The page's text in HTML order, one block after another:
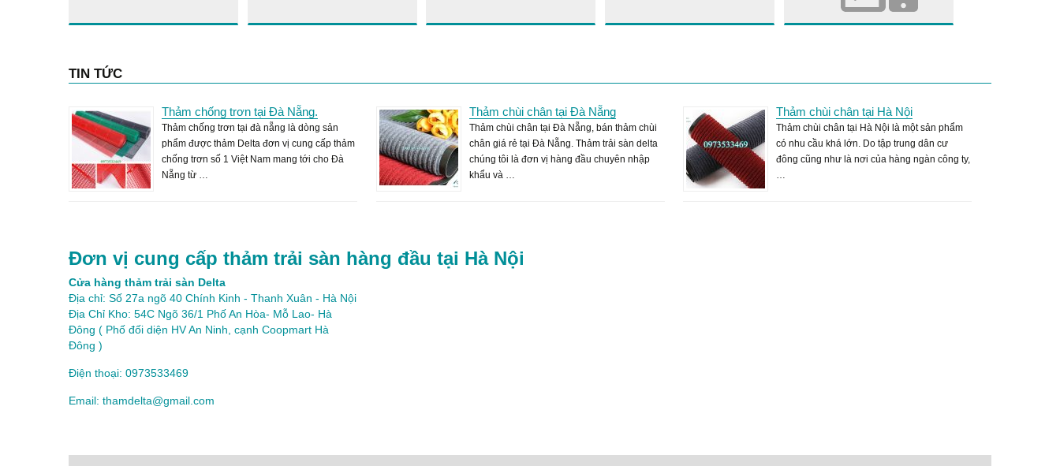
TIN TỨC
Thảm chống trơn tại Đà Nẵng.
Thảm chống trơn tại đà nẵng là dòng sản
phẩm được thảm Delta đơn vị cung cấp thảm
chống trơn số 1 Việt Nam mang tới cho Đà
Nẵng từ …
Thảm chùi chân tại Đà Nẵng
Thảm chùi chân tại Đà Nẵng, bán thảm chùi
chân giá rẻ tại Đà Nẵng. Thảm trải sàn delta
chúng tôi là đơn vị hàng đầu chuyên nhập
khẩu và …
Thảm chùi chân tại Hà Nội
Thảm chùi chân tại Hà Nội là một sản phẩm
có nhu cầu khá lớn. Do tập trung dân cư
đông cũng như là nơi của hàng ngàn công ty,
…
Đơn vị cung cấp thảm trải sàn hàng đầu tại Hà Nội
Cửa hàng thảm trải sàn Delta
Địa chỉ: Số 27a ngõ 40 Chính Kinh - Thanh Xuân - Hà Nội
Địa Chỉ Kho: 54C Ngõ 36/1 Phố An Hòa- Mỗ Lao- Hà
Đông ( Phố đối diện HV An Ninh, cạnh Coopmart Hà
Đông )
Điện thoại: 0973533469
Email: thamdelta@gmail.com